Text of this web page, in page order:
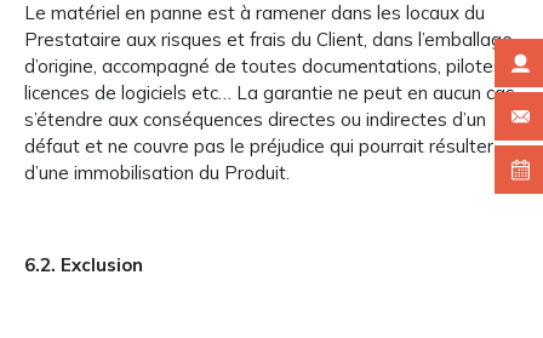
Le matériel en panne est à ramener dans les locaux du
Prestataire aux risques et frais du Client, dans l’emballage
d’origine, accompagné de toutes documentations, pilotes,
licences de logiciels etc… La garantie ne peut en aucun cas
s’étendre aux conséquences directes ou indirectes d’un
défaut et ne couvre pas le préjudice qui pourrait résulter
d’une immobilisation du Produit.
6.2. Exclusion